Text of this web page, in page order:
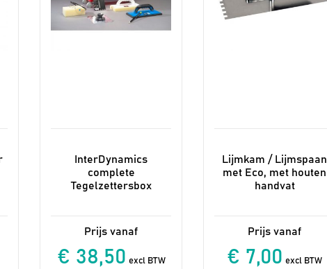
InterDynamics
complete
Tegelzettersbox
€ 38,50 excl BTW
worden
Lijmkam / Lijmspaan
met Eco, met houten
handvat
€ 7,00 excl BTW